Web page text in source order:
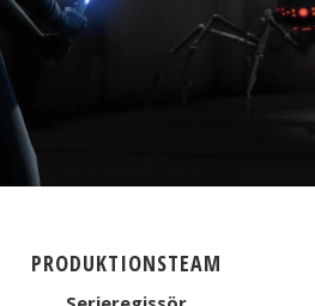
PRODUKTIONSTEAM